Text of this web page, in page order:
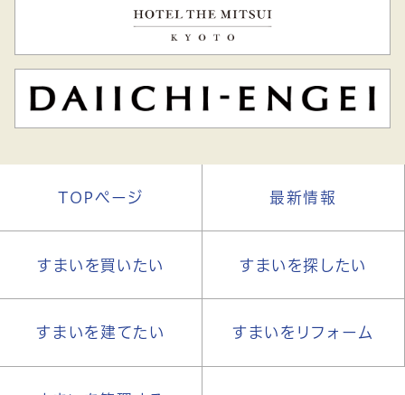
TOPページ 最新情報
すまいを買いたい すまいを探したい
すまいを建てたい すまいをリフォーム